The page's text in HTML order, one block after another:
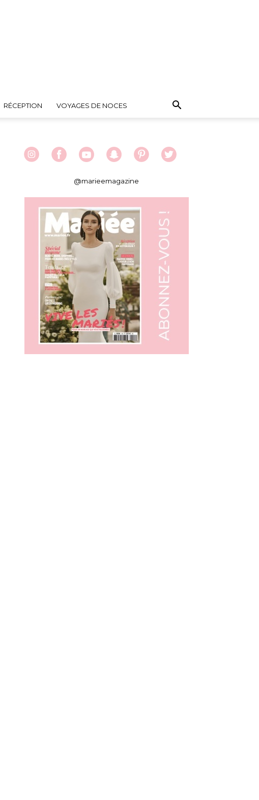
RÉCEPTION VOYAGES DE NOCES
@marieemagazine